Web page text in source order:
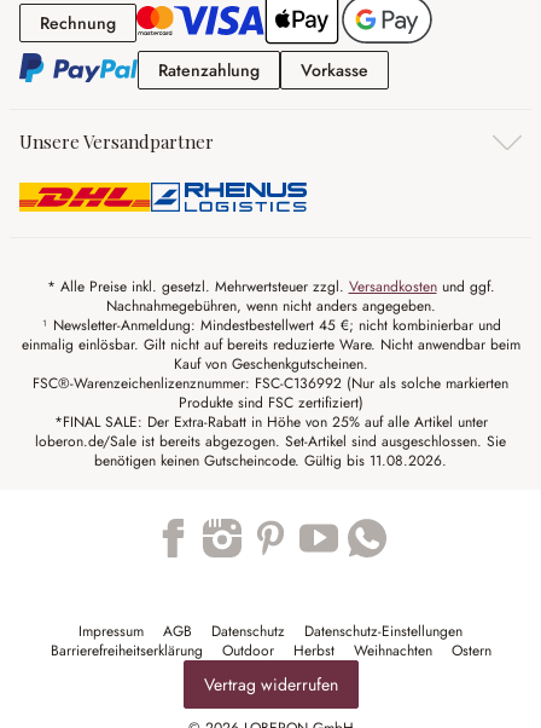
RechnungRechnung
RatenzahlungRatenzahlung
Vorkasse
Unsere Versandpartner
* Alle Preise inkl. gesetzl. Mehrwertsteuer zzgl. Versandkostenund ggf.
Nachnahmegebühren, wenn nicht anders angegeben.
¹ Newsletter-Anmeldung: Mindestbestellwert 45 €; nicht kombinierbar und
einmalig einlösbar. Gilt nicht auf bereits reduzierte Ware. Nicht anwendbar beim
Kauf von Geschenkgutscheinen.
FSC®-Warenzeichenlizenznummer: FSC-C136992 (Nur als solche markierten
Produkte sind FSC zertifiziert)
*FINAL SALE: Der Extra-Rabatt in Höhe von 25% auf alle Artikel unter
loberon.de/Sale ist bereits abgezogen. Set-Artikel sind ausgeschlossen. Sie
benötigen keinen Gutscheincode. Gültig bis 11.08.2026.
Impressum AGB Datenschutz
Datenschutz-Einstellungen
Barrierefreiheitserklärung
Outdoor Herbst Weihnachten Ostern
Vertrag widerrufen